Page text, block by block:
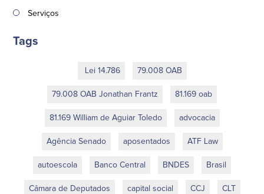
Serviços
Tags
Lei 14.786 79.008 OAB
79.008 OAB Jonathan Frantz 81.169 oab
81.169 William de Aguiar Toledo advocacia
Agência Senado aposentados ATF Law
autoescola Banco Central BNDES Brasil
Câmara de Deputados capital social CCJ CLT